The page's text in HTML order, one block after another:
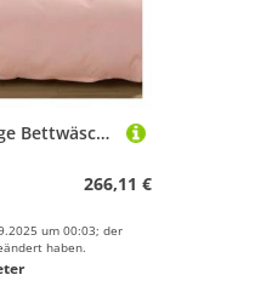
HYHJYMG Vierteilige Bettwäsche-Set-Bett Vier Stücke Feste Farbbudenabdeckung Single Queen Kingsize
266,11 €
um 00:03; der
haben.